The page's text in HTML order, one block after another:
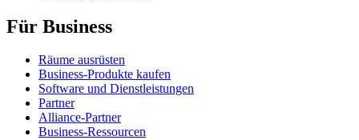
Für Business
Räume ausrüsten
Business-Produkte kaufen
Software und Dienstleistungen
Partner
Alliance-Partner
Business-Ressourcen